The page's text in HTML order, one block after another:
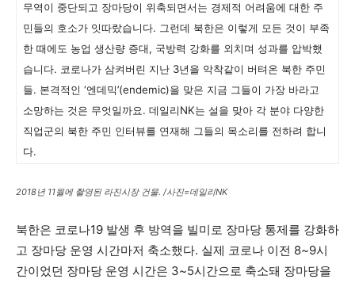
무역이 중단되고 장마당이 위축되면서는 경제적 어려움에 대한 주
민들의 호소가 잇따랐습니다. 그런데 북한은 이렇게 모든 것이 부족
한 때에도 농업 생산량 증대, 국방력 강화를 외치며 성과를 압박했
습니다. 코로나가 삼켜버린 지난 3년을 악착같이 버텨온 북한 주민
들. 본격적인 ‘엔데믹’(endemic)을 맞은 지금 그들이 가장 바라고
소망하는 것은 무엇일까요. 데일리NK는 설을 맞아 각 분야 다양한
직업군의 북한 주민 인터뷰를 연재해 그들의 목소리를 전하려 합니
다.
2018년 11월에 촬영된 라진시장 건물. /사진=데일리NK
북한은 코로나19 발생 후 방역을 빌미로 장마당 통제를 강화하
고 장마당 운영 시간마저 축소했다. 실제 코로나 이전 8~9시
간이었던 장마당 운영 시간은 3~5시간으로 축소돼 장마당을